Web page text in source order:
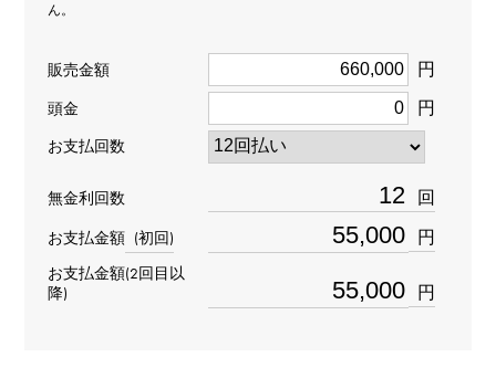
型番
Y.NOMBRE.1.9.0.S
タイプ
男女兼用
種類
数字 × リング
数字＞数字 × リング
ん。
販売金額 円
頭金 円
お支払回数
無金利回数 回
お支払金額 (初回) 円
お支払金額(2回目以
降)
円